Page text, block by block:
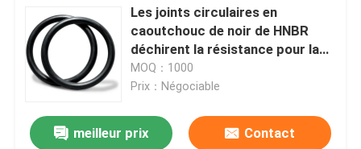
Vidéos
Les joints circulaires en
caoutchouc de noir de HNBR
déchirent la résistance pour la
climatisation
MOQ：1000
Prix：Négociable
meilleur prix Contact